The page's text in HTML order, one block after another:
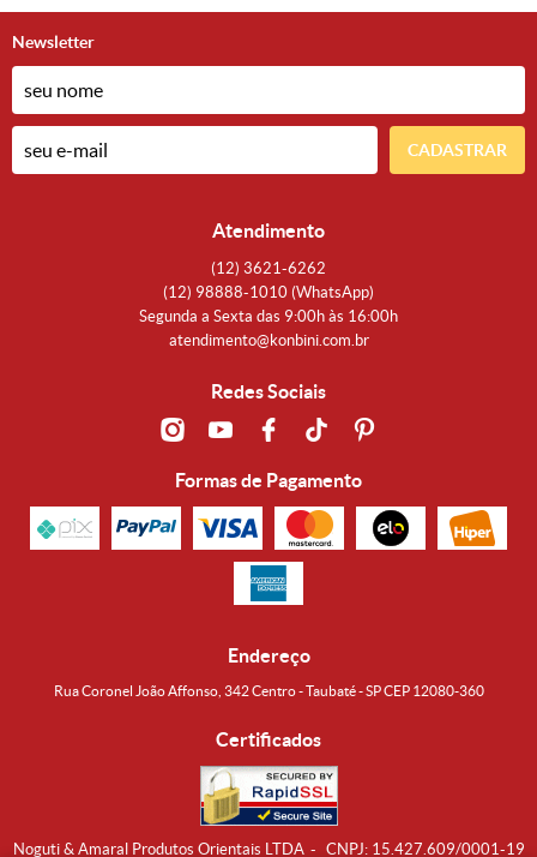
Newsletter
CADASTRAR
Atendimento
(12) 3621-6262
(12) 98888-1010 (WhatsApp)
Segunda a Sexta das 9:00h às 16:00h
atendimento@konbini.com.br
Redes Sociais
Formas de Pagamento
Endereço
Rua Coronel João Affonso, 342 Centro - Taubaté - SP CEP 12080-360
Certificados
Noguti & Amaral Produtos Orientais LTDA CNPJ: 15.427.609/0001-19